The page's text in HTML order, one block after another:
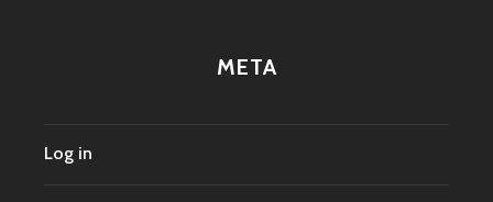
META
Log in